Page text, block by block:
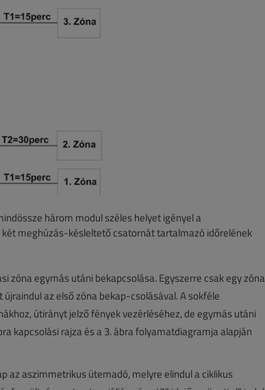
három modul széles helyet igényel a
meghúzás-késleltető csatornát tartalmazó időrelének
zóna egymás utáni bekapcsolása. Egyszerre csak egy zóna
az első zóna bekap-csolásával. A sokféle
útirányt jelző fények vezérléséhez, de egymás utáni
kapcsolási rajza és a 3. ábra folyamatdiagramja alapján
az aszimmetrikus ütemadó, melyre elindul a ciklikus